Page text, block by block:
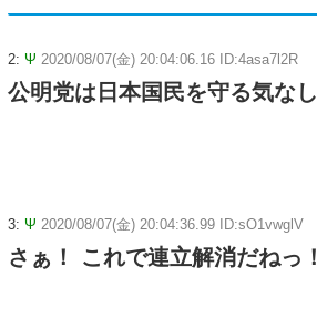
2: Ψ 2020/08/07(金) 20:04:06.16 ID:4asa7l2R
公明党は日本国民を守る気なし
3: Ψ 2020/08/07(金) 20:04:36.99 ID:sO1vwglV
さぁ！ これで連立解消だねっ！